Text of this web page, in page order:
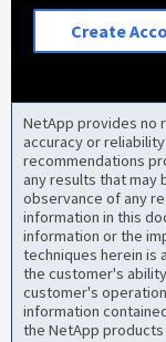
Create
NetApp provides no
accuracy or
recommendations
any results that may
observance of any
information in this
information or the
techniques herein is
the customer's
customer's
information
the NetApp